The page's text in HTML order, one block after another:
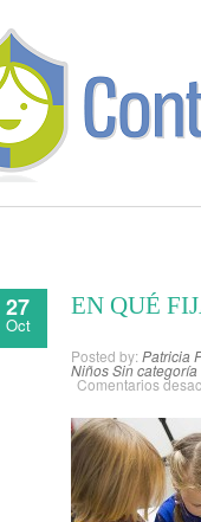
27
Oct
EN QUÉ
Posted by: Patricia
NiñosSin categoría
Comentarios